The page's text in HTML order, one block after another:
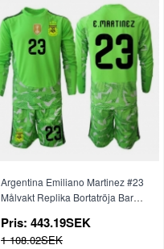
Argentina Emiliano Martinez #23
Målvakt Replika Bortatröja Barn
Pris: 443.19SEK
1 108.02SEK